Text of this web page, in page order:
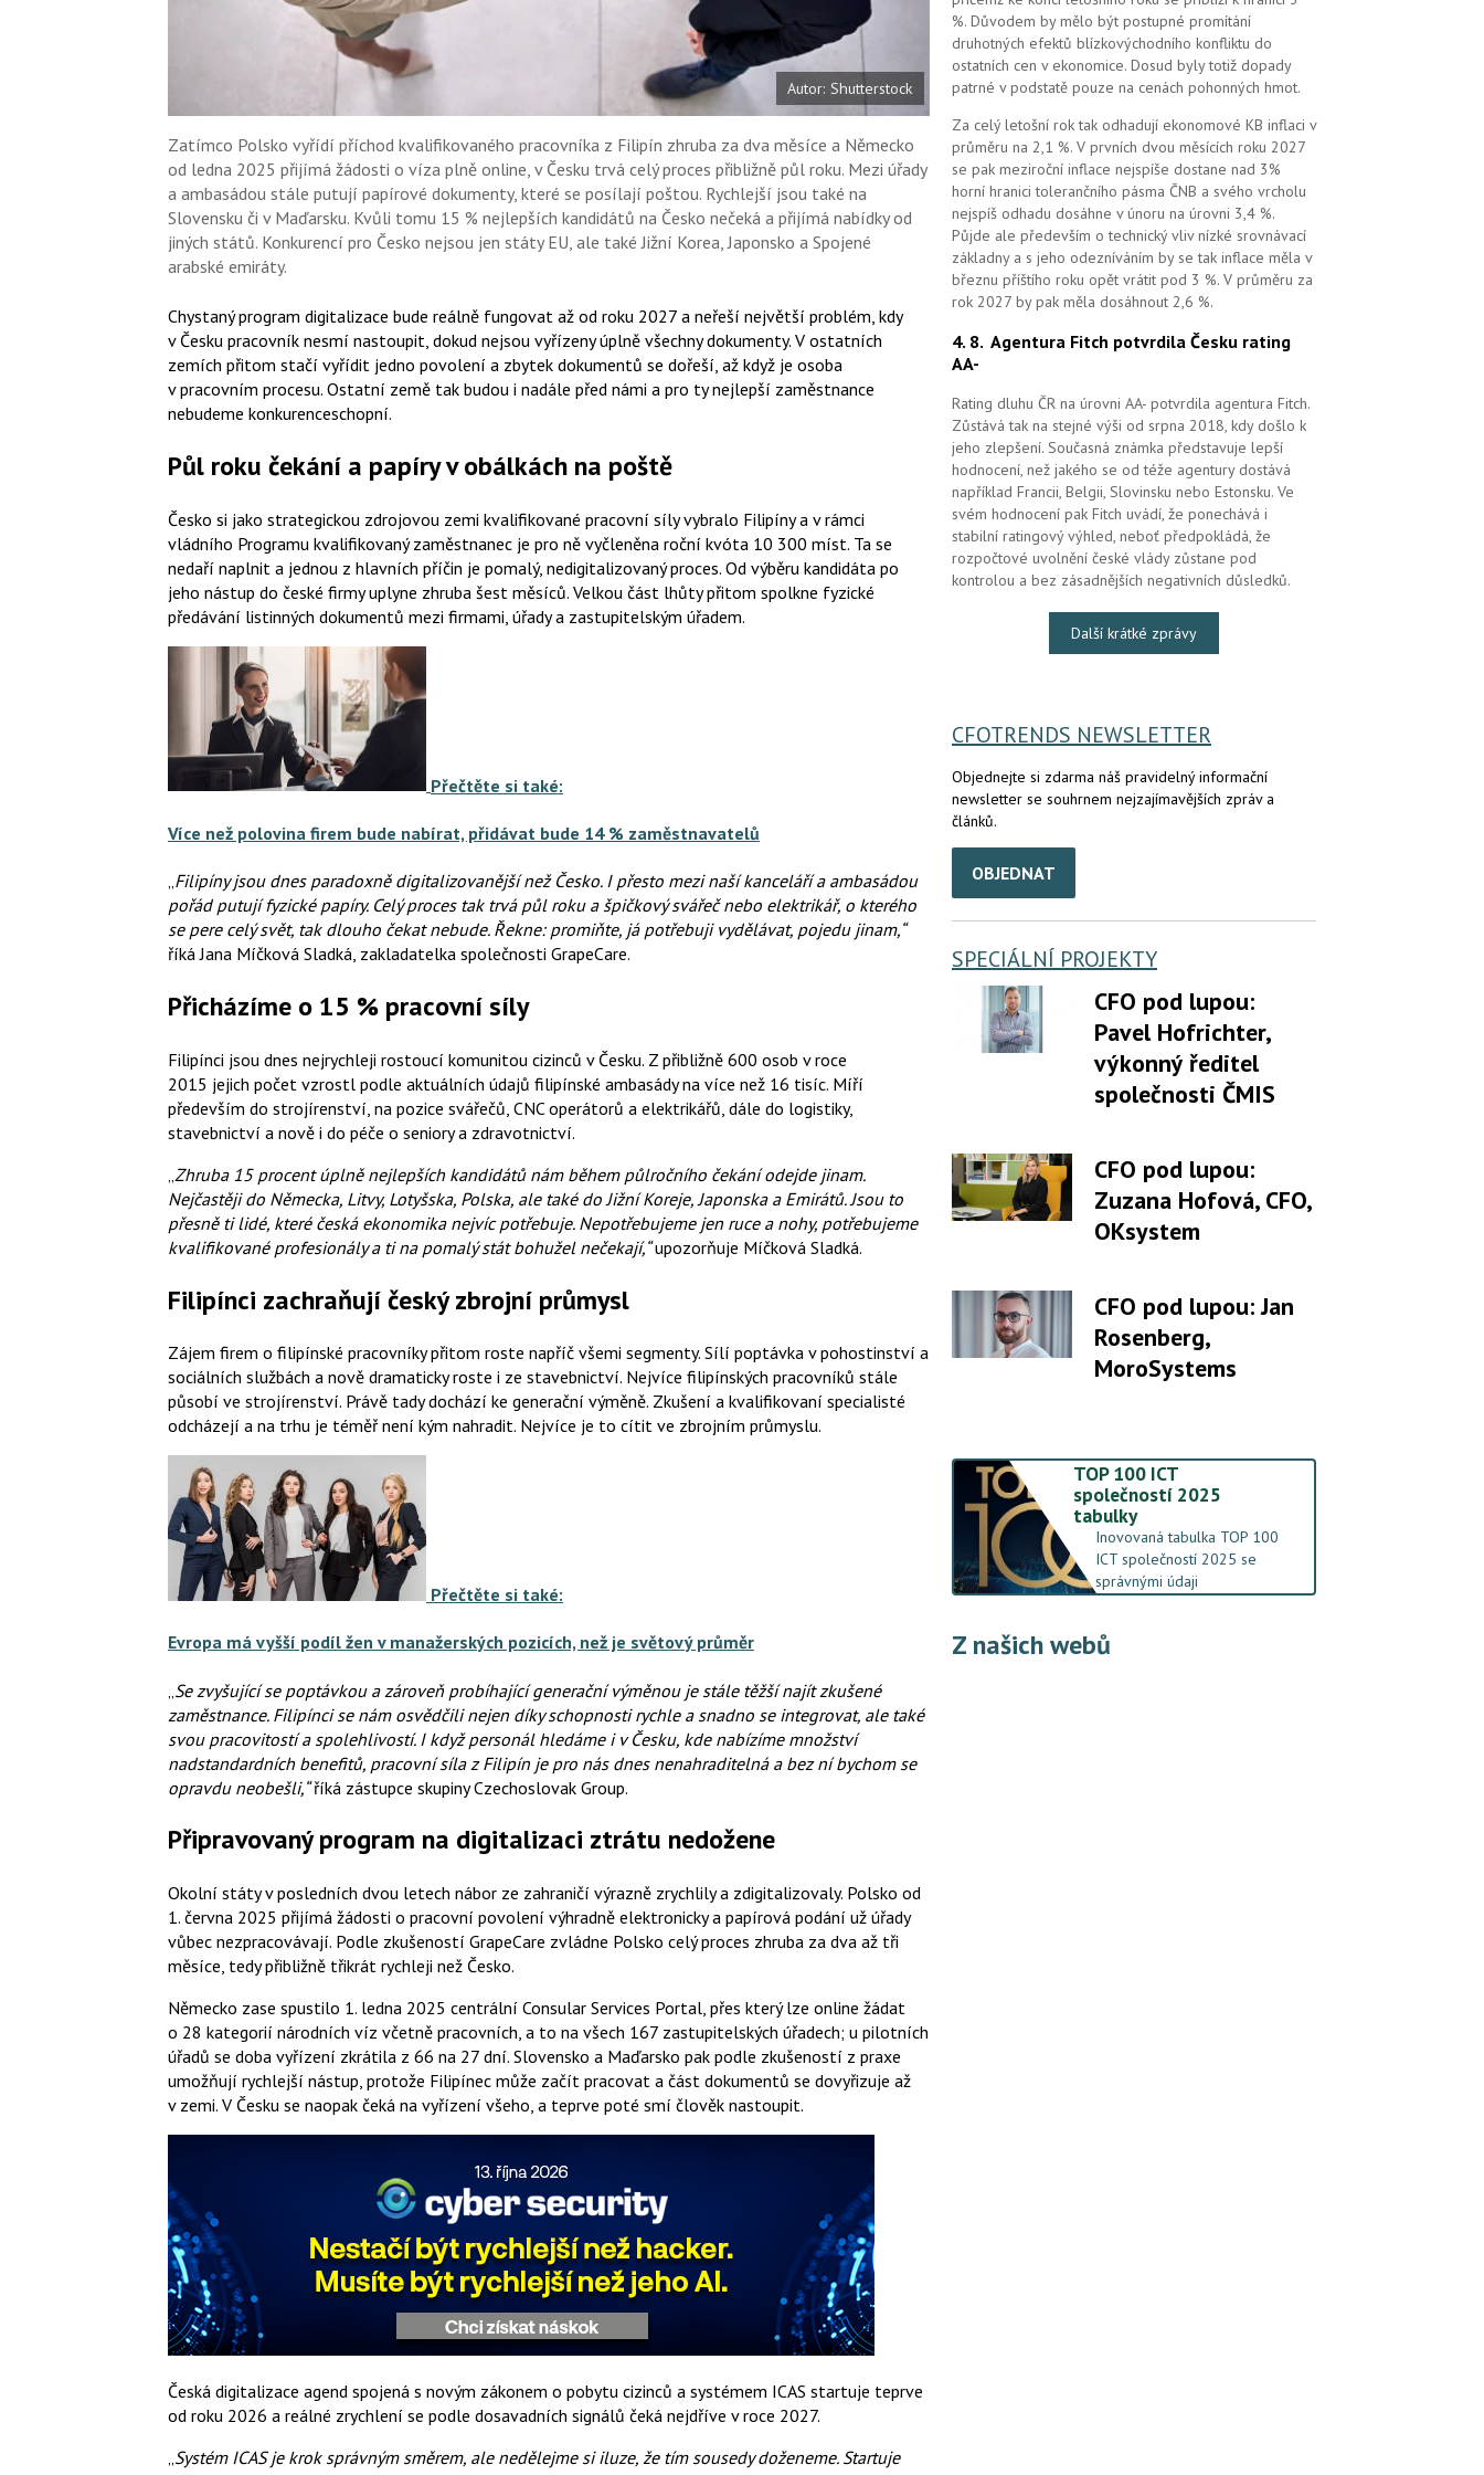
Autor: Shutterstock
Zatímco Polsko vyřídí příchod kvalifikovaného pracovníka z Filipín zhruba za dva měsíce a Německo
od ledna 2025 přijímá žádosti o víza plně online, v Česku trvá celý proces přibližně půl roku. Mezi úřady
a ambasádou stále putují papírové dokumenty, které se posílají poštou. Rychlejší jsou také na
Slovensku či v Maďarsku. Kvůli tomu 15 % nejlepších kandidátů na Česko nečeká a přijímá nabídky od
jiných států. Konkurencí pro Česko nejsou jen státy EU, ale také Jižní Korea, Japonsko a Spojené
arabské emiráty.
Chystaný program digitalizace bude reálně fungovat až od roku 2027 a neřeší největší problém, kdy
v Česku pracovník nesmí nastoupit, dokud nejsou vyřízeny úplně všechny dokumenty. V ostatních
zemích přitom stačí vyřídit jedno povolení a zbytek dokumentů se dořeší, až když je osoba
v pracovním procesu. Ostatní země tak budou i nadále před námi a pro ty nejlepší zaměstnance
nebudeme konkurenceschopní.
Půl roku čekání a papíry v obálkách na poště
Česko si jako strategickou zdrojovou zemi kvalifikované pracovní síly vybralo Filipíny a v rámci
vládního Programu kvalifikovaný zaměstnanec je pro ně vyčleněna roční kvóta 10 300 míst. Ta se
nedaří naplnit a jednou z hlavních příčin je pomalý, nedigitalizovaný proces. Od výběru kandidáta po
jeho nástup do české firmy uplyne zhruba šest měsíců. Velkou část lhůty přitom spolkne fyzické
předávání listinných dokumentů mezi firmami, úřady a zastupitelským úřadem.
Přečtěte si také:
Více než polovina firem bude nabírat, přidávat bude 14 % zaměstnavatelů
Filipíny jsou dnes paradoxně digitalizovanější než Česko. I přesto mezi naší kanceláří a ambasádou
pořád putují fyzické papíry. Celý proces tak trvá půl roku a špičkový svářeč nebo elektrikář, o kterého
se pere celý svět, tak dlouho čekat nebude. Řekne: promiňte, já potřebuji vydělávat, pojedu jinam,“
říká Jana Míčková Sladká, zakladatelka společnosti GrapeCare.
Přicházíme o 15 % pracovní síly
Filipínci jsou dnes nejrychleji rostoucí komunitou cizinců v Česku. Z přibližně 600 osob v roce
2015 jejich počet vzrostl podle aktuálních údajů filipínské ambasády na více než 16 tisíc. Míří
především do strojírenství, na pozice svářečů, CNC operátorů a elektrikářů, dále do logistiky,
stavebnictví a nově i do péče o seniory a zdravotnictví.
Zhruba 15 procent úplně nejlepších kandidátů nám během půlročního čekání odejde jinam.
Nejčastěji do Německa, Litvy, Lotyšska, Polska, ale také do Jižní Koreje, Japonska a Emirátů. Jsou to
přesně ti lidé, které česká ekonomika nejvíc potřebuje. Nepotřebujeme jen ruce a nohy, potřebujeme
kvalifikované profesionály a ti na pomalý stát bohužel nečekají,“upozorňuje Míčková Sladká.
Filipínci zachraňují český zbrojní průmysl
Zájem firem o filipínské pracovníky přitom roste napříč všemi segmenty. Sílí poptávka v pohostinství a
sociálních službách a nově dramaticky roste i ze stavebnictví. Nejvíce filipínských pracovníků stále
působí ve strojírenství. Právě tady dochází ke generační výměně. Zkušení a kvalifikovaní specialisté
odcházejí a na trhu je téměř není kým nahradit. Nejvíce je to cítit ve zbrojním průmyslu.
Přečtěte si také:
Evropa má vyšší podíl žen v manažerských pozicích, než je světový průměr
Se zvyšující se poptávkou a zároveň probíhající generační výměnou je stále těžší najít zkušené
zaměstnance. Filipínci se nám osvědčili nejen díky schopnosti rychle a snadno se integrovat, ale také
svou pracovitostí a spolehlivostí. I když personál hledáme i v Česku, kde nabízíme množství
nadstandardních benefitů, pracovní síla z Filipín je pro nás dnes nenahraditelná a bez ní bychom se
opravdu neobešli,“říká zástupce skupiny Czechoslovak Group.
Připravovaný program na digitalizaci ztrátu nedožene
Okolní státy v posledních dvou letech nábor ze zahraničí výrazně zrychlily a zdigitalizovaly. Polsko od
1. června 2025 přijímá žádosti o pracovní povolení výhradně elektronicky a papírová podání už úřady
vůbec nezpracovávají. Podle zkušeností GrapeCare zvládne Polsko celý proces zhruba za dva až tři
měsíce, tedy přibližně třikrát rychleji než Česko.
Německo zase spustilo 1. ledna 2025 centrální Consular Services Portal, přes který lze online žádat
o 28 kategorií národních víz včetně pracovních, a to na všech 167 zastupitelských úřadech; u pilotních
úřadů se doba vyřízení zkrátila z 66 na 27 dní. Slovensko a Maďarsko pak podle zkušeností z praxe
umožňují rychlejší nástup, protože Filipínec může začít pracovat a část dokumentů se dovyřizuje až
v zemi. V Česku se naopak čeká na vyřízení všeho, a teprve poté smí člověk nastoupit.
Česká digitalizace agend spojená s novým zákonem o pobytu cizinců a systémem ICAS startuje teprve
od roku 2026 a reálné zrychlení se podle dosavadních signálů čeká nejdříve v roce 2027.
„Systém ICAS je krok správným směrem, ale nedělejme si iluze, že tím sousedy doženeme. Startuje
%. Důvodem by mělo být postupné promítání
druhotných efektů blízkovýchodního konfliktu do
ostatních cen v ekonomice. Dosud byly totiž dopady
patrné v podstatě pouze na cenách pohonných hmot.
Za celý letošní rok tak odhadují ekonomové KB inflaci v
průměru na 2,1 %. V prvních dvou měsících roku 2027
se pak meziroční inflace nejspíše dostane nad 3%
horní hranici tolerančního pásma ČNB a svého vrcholu
nejspíš odhadu dosáhne v únoru na úrovni 3,4 %.
Půjde ale především o technický vliv nízké srovnávací
základny a s jeho odezníváním by se tak inflace měla v
březnu příštího roku opět vrátit pod 3 %. V průměru za
rok 2027 by pak měla dosáhnout 2,6 %.
4. 8. Agentura Fitch potvrdila Česku rating
AA-
Rating dluhu ČR na úrovni AA- potvrdila agentura Fitch.
Zůstává tak na stejné výši od srpna 2018, kdy došlo k
jeho zlepšení. Současná známka představuje lepší
hodnocení, než jakého se od téže agentury dostává
například Francii, Belgii, Slovinsku nebo Estonsku. Ve
svém hodnocení pak Fitch uvádí, že ponechává i
stabilní ratingový výhled, neboť předpokládá, že
rozpočtové uvolnění české vlády zůstane pod
kontrolou a bez zásadnějších negativních důsledků.
Další krátké zprávy
CFOTRENDS NEWSLETTER
Objednejte si zdarma náš pravidelný informační
newsletter se souhrnem nejzajímavějších zpráv a
článků.
OBJEDNAT
SPECIÁLNÍ PROJEKTY
CFO pod lupou:
Pavel Hofrichter,
výkonný ředitel
společnosti ČMIS
CFO pod lupou:
Zuzana Hofová, CFO,
OKsystem
CFO pod lupou: Jan
Rosenberg,
MoroSystems
TOP 100 ICT
společností 2025
tabulky
Inovovaná tabulka TOP 100
ICT společností 2025 se
správnými údaji
Z našich webů